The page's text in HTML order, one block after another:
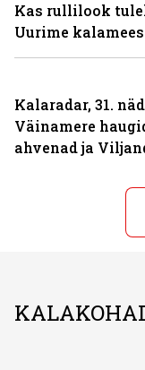
Kas rullilook
Uurime
Kalaradar, 31.
Väinamere
ahvenad ja